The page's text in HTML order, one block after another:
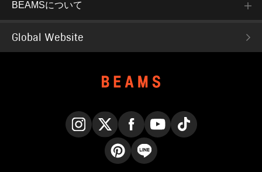
BEAMSについて
Global Website